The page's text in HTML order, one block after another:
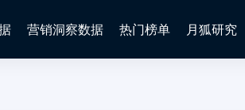
营销洞察数据 热门榜单 月狐研究